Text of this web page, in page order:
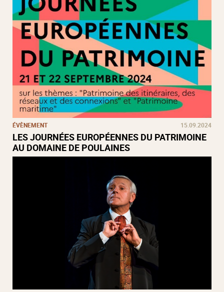
ÉVÈNEMENT 15.09.2024
LES JOURNÉES EUROPÉENNES DU PATRIMOINE
AU DOMAINE DE POULAINES